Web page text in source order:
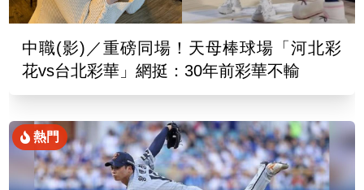
中職(影)／重磅同場！天母棒球場「河北彩
花vs台北彩華」網挺：30年前彩華不輸
熱門